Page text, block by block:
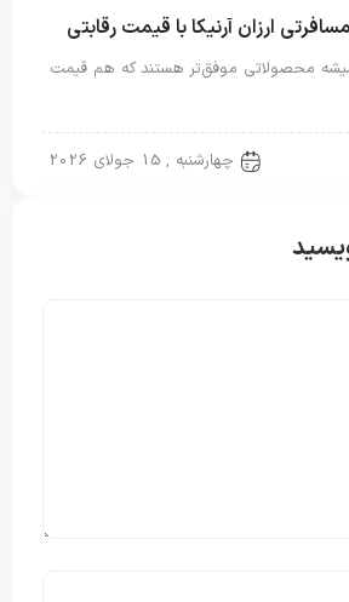
ارزان آرنیکا با قیمت رقابتی
محصولاتی موفق‌تر هستند که هم قیمت
چهارشنبه , 15 جولای 2026